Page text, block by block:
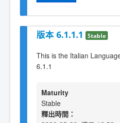
版本 6.1.1.1 Stable
This is the Italian
6.1.1
Maturity
Stable
釋出時間：